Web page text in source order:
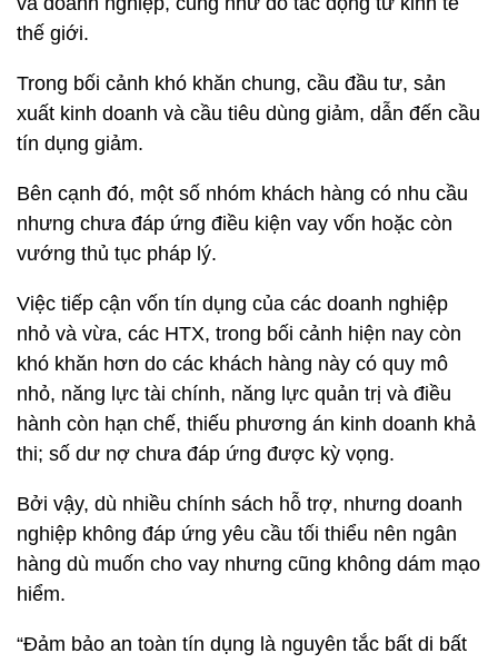
thế giới.
Trong bối cảnh khó khăn chung, cầu đầu tư, sản
xuất kinh doanh và cầu tiêu dùng giảm, dẫn đến cầu
tín dụng giảm.
Bên cạnh đó, một số nhóm khách hàng có nhu cầu
nhưng chưa đáp ứng điều kiện vay vốn hoặc còn
vướng thủ tục pháp lý.
Việc tiếp cận vốn tín dụng của các doanh nghiệp
nhỏ và vừa, các HTX, trong bối cảnh hiện nay còn
khó khăn hơn do các khách hàng này có quy mô
nhỏ, năng lực tài chính, năng lực quản trị và điều
hành còn hạn chế, thiếu phương án kinh doanh khả
thi; số dư nợ chưa đáp ứng được kỳ vọng.
Bởi vậy, dù nhiều chính sách hỗ trợ, nhưng doanh
nghiệp không đáp ứng yêu cầu tối thiểu nên ngân
hàng dù muốn cho vay nhưng cũng không dám mạo
hiểm.
“Đảm bảo an toàn tín dụng là nguyên tắc bất di bất